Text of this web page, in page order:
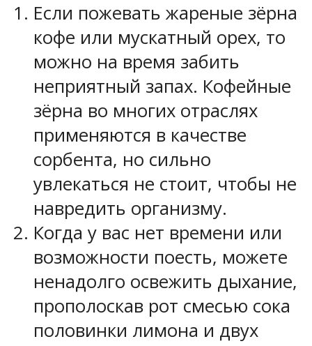
Если пожевать жареные зёрна
кофе или мускатный орех, то
можно на время забить
неприятный запах. Кофейные
зёрна во многих отраслях
применяются в качестве
сорбента, но сильно
увлекаться не стоит, чтобы не
навредить организму.
Когда у вас нет времени или
возможности поесть, можете
ненадолго освежить дыхание,
прополоскав рот смесью сока
половинки лимона и двух